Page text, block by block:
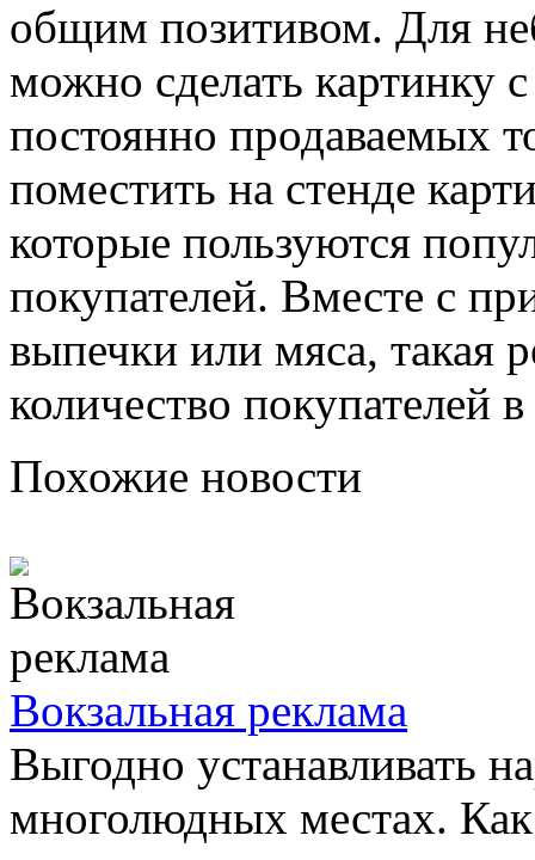
общим позитивом. Для
можно сделать картинку
постоянно продаваемых
поместить на стенде
которые пользуются
покупателей. Вместе с
выпечки или мяса, такая
количество покупателей
Похожие новости
Вокзальная реклама
Выгодно устанавливать
многолюдных местах.